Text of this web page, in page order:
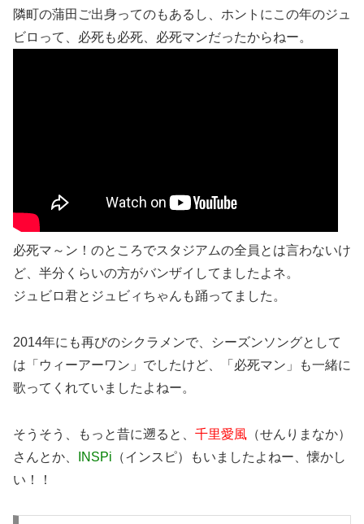
隣町の蒲田ご出身ってのもあるし、ホントにこの年のジュ
ビロって、必死も必死、必死マンだったからねー。
必死マ～ン！のところでスタジアムの全員とは言わないけ
ど、半分くらいの方がバンザイしてましたよネ。
ジュビロ君とジュビィちゃんも踊ってました。
2014年にも再びのシクラメンで、シーズンソングとして
は「ウィーアーワン」でしたけど、「必死マン」も一緒に
歌ってくれていましたよねー。
そうそう、もっと昔に遡ると、 千里愛風 （せんりまなか）
さんとか、
INSPi （インスピ）もいましたよねー、懐かし
い！！